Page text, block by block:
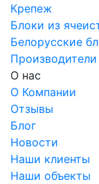
Крепеж
Блоки из
Белорусские
Производители
О нас
О Компании
Отзывы
Блог
Новости
Наши клиенты
Наши объекты